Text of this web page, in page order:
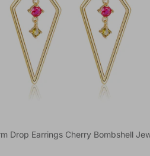
Drop Earrings Cherry Bombshell